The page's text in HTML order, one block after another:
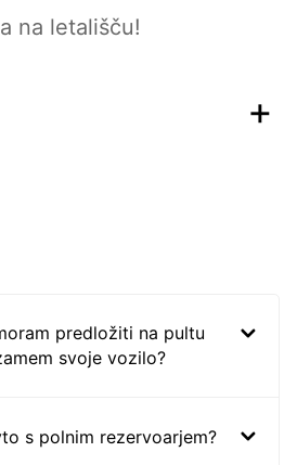
na letališču!
predložiti na pultu
svoje vozilo?
s polnim rezervoarjem?